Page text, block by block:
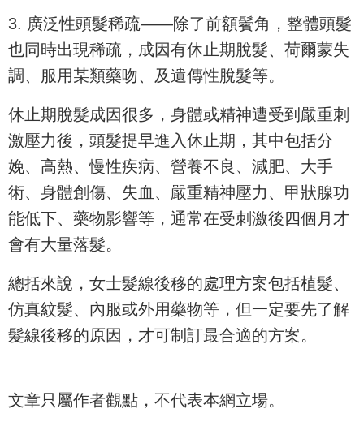
3. 廣泛性頭髮稀疏——除了前額鬢角，整體頭髮
也同時出現稀疏，成因有休止期脫髮、荷爾蒙失
調、服用某類藥吻、及遺傳性脫髮等。
休止期脫髮成因很多，身體或精神遭受到嚴重刺
激壓力後，頭髮提早進入休止期，其中包括分
娩、高熱、慢性疾病、營養不良、減肥、大手
術、身體創傷、失血、嚴重精神壓力、甲狀腺功
能低下、藥物影響等，通常在受刺激後四個月才
會有大量落髮。
總括來說，女士髮線後移的處理方案包括植髮、
仿真紋髮、內服或外用藥物等，但一定要先了解
髮線後移的原因，才可制訂最合適的方案。
文章只屬作者觀點，不代表本網立場。